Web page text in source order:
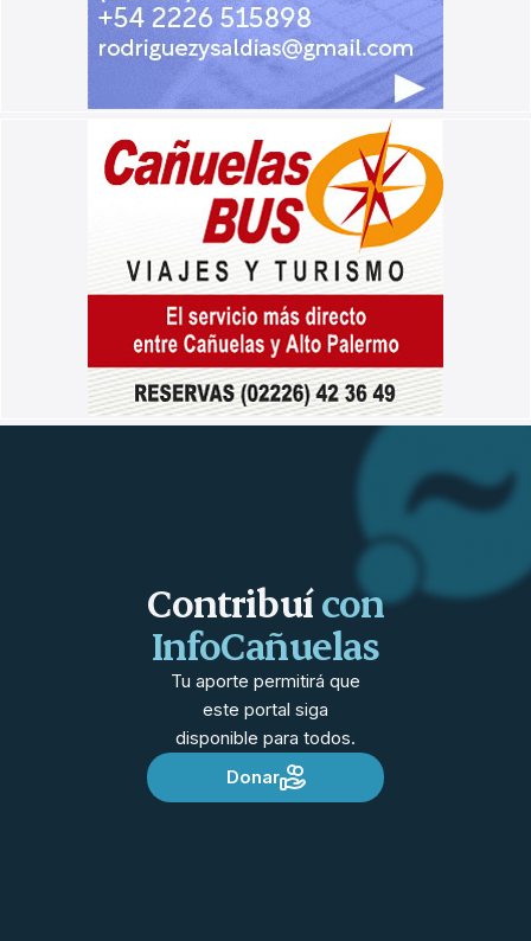
Contribuícon
InfoCañuelas
Tu aporte permitirá que
este portal siga
disponible para todos.
Donar